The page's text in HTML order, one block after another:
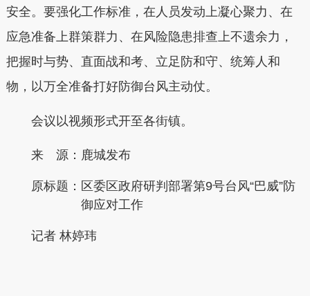
安全。要强化工作标准，在人员发动上凝心聚力、在
应急准备上群策群力、在风险隐患排查上不遗余力，
把握时与势、直面战和考、立足防和守、统筹人和
物，以万全准备打好防御台风主动仗。
会议以视频形式开至各街镇。
来 源：鹿城发布
原标题： 区委区政府研判部署第9号台风“巴威”防
御应对工作
记者 林婷玮